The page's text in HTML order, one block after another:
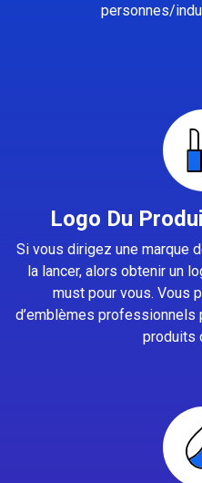
personnes/
Logo Du
Si vous dirigez une marque
la lancer, alors obtenir un
must pour vous. Vous
d’emblèmes professionnels
produits